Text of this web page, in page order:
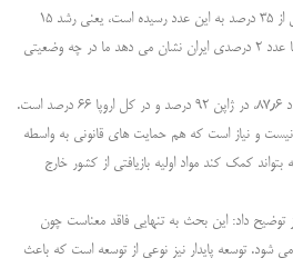
جهانی ۵۰٫۶ است که در حدود ۱۹ سال از ۳۵ درصد به این عدد رسیده است، یعنی رشد ۱۵
درصدی در سطح دنیا که مقایسه اش با عدد ۲ درصدی ایران نشان می دهد ما در چه وضعیتی
وی خاطرنشان کرد: در سوییس این عدد ۸۷٫۶، در ژاپن ۹۲ درصد و در کل اروپا ۶۶ درصد است.
و نیاز است که هم حمایت های قانونی به واسطه
کمک کند مواد اولیه بازیافتی از کشور خارج
توضیح داد: این بحث به تنهایی فاقد معناست چون
می شود. توسعه پایدار نیز نوعی از توسعه است که باعث